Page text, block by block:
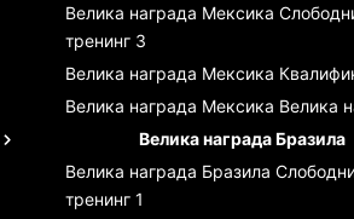
Велика награда Мексика
тренинг 3
Велика награда Мексика
Велика награда Мексика Велика
Велика награда Бразила
Велика награда Бразила
тренинг 1